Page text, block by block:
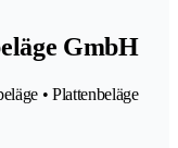
GmbH
• Plattenbeläge